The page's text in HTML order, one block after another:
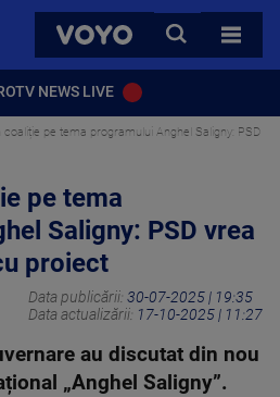
VOYO
CAUTA
TOATE
NEWS LIVE
coaliție pe tema programului Anghel Saligny: PSD
pe tema
Saligny: PSD vrea
proiect
Data publicării: 30-07-2025 | 19:35
Data actualizării: 17-10-2025 | 11:27
au discutat din nou
„Anghel Saligny”.